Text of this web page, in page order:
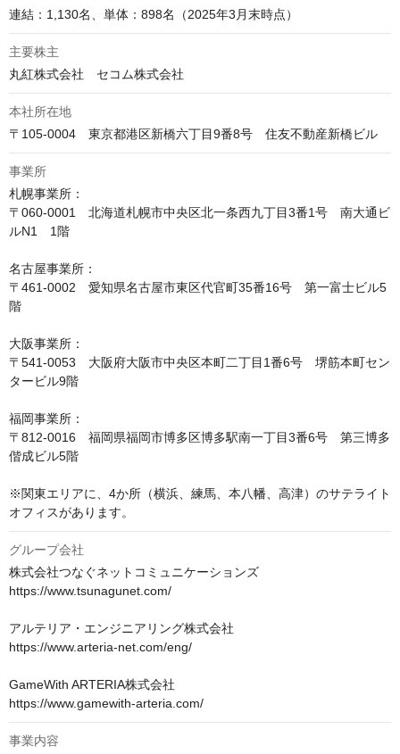
連結：1,130名、単体：898名（2025年3月末時点）
主要株主
丸紅株式会社　セコム株式会社
本社所在地
〒105-0004　東京都港区新橋六丁目9番8号　住友不動産新橋ビル
事業所
札幌事業所：
〒060-0001　北海道札幌市中央区北一条西九丁目3番1号　南大通ビ
ルN1　1階
名古屋事業所：
〒461-0002　愛知県名古屋市東区代官町35番16号　第一富士ビル5
階
大阪事業所：
〒541-0053　大阪府大阪市中央区本町二丁目1番6号　堺筋本町セン
タービル9階
福岡事業所：
〒812-0016　福岡県福岡市博多区博多駅南一丁目3番6号　第三博多
偕成ビル5階
※関東エリアに、4か所（横浜、練馬、本八幡、高津）のサテライト
オフィスがあります。
グループ会社
株式会社つなぐネットコミュニケーションズ
https://www.tsunagunet.com/
アルテリア・エンジニアリング株式会社
https://www.arteria-net.com/eng/
GameWith ARTERIA株式会社
https://www.gamewith-arteria.com/
事業内容